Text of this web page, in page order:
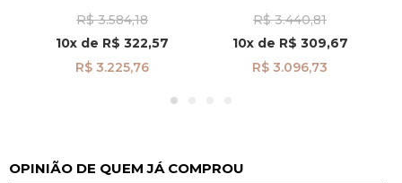
Masculina al40001
R$ 3.584,18
10x de R$ 322,57
R$ 3.225,76
Masculina al40046
R$ 3.440,81
10xde R$ 309,67
R$ 3.096,73
OPINIÃO DE QUEM JÁ COMPROU